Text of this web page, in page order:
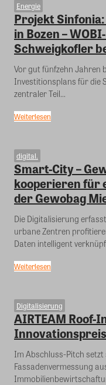
Energie
Projekt
in Bozen –
Schweigkofler
Vor gut fünfzehn Jahren
Investitionsplans für die
zentraler Teil...
Weiterlesen
digital.
Smart-City –
kooperieren für
der Gewobag
Die Digitalisierung
urbane Zentren
Daten intelligent
Weiterlesen
Digitalisierung
AIRTEAM Roof-
Im Abschluss-Pitch
Fassadenvermessung